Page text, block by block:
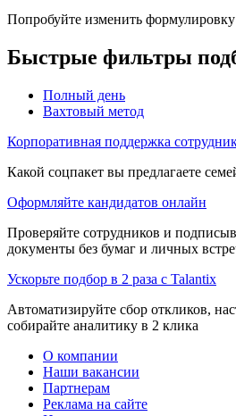
Попробуйте изменить
Быстрые фильтры
Полный день
Вахтовый метод
Корпоративная поддержка
Какой соцпакет вы предлагаете
Оформляйте кандидатов онлайн
Проверяйте сотрудников и
документы без бумаг и личных
Ускорьте подбор в 2 раза с Talantix
Автоматизируйте сбор откликов,
собирайте аналитику в 2 клика
О компании
Наши вакансии
Партнерам
Реклама на сайте